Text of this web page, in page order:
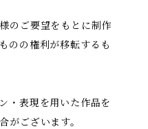
のご要望をもとに制作
のの権利が移転するも
・表現を用いた作品を
がございます。